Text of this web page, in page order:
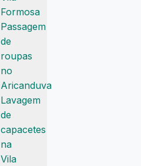
Formosa
Passagem
de
roupas
no
Aricanduva
Lavagem
de
capacetes
na
Vila